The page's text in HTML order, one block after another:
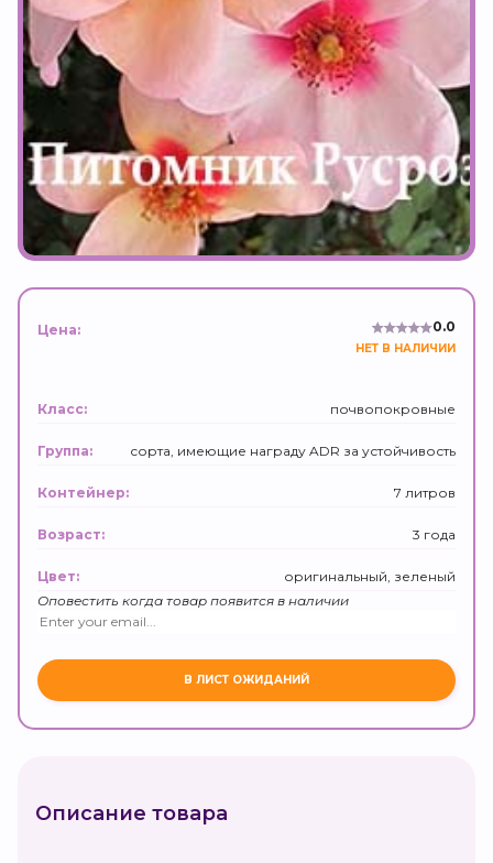
Цена: 0.0
НЕТ В НАЛИЧИИ
Класс: почвопокровные
Группа: сорта, имеющие награду ADR за устойчивость
Контейнер: 7 литров
Возраст: 3 года
Цвет:
оригинальный, зеленый
Оповестить когда товар появится в наличии
Описание товара